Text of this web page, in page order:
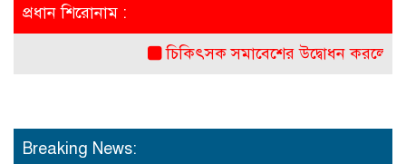
প্রধান শিরোনাম :
চিকিৎসক সমাবেশের উদ্বোধন করলেন
Breaking News: